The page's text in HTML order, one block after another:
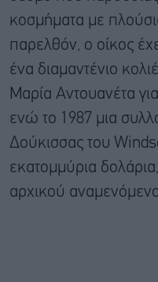
κοσμήματα με
παρελθόν, ο οίκος
ένα διαμαντένιο
Μαρία Αντουανέτα
ενώ το 1987 μια
Δούκισσας του
εκατομμύρια
αρχικού